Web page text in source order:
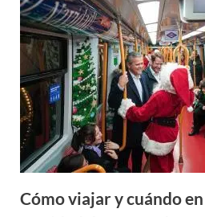
Cómo viajar y cuándo